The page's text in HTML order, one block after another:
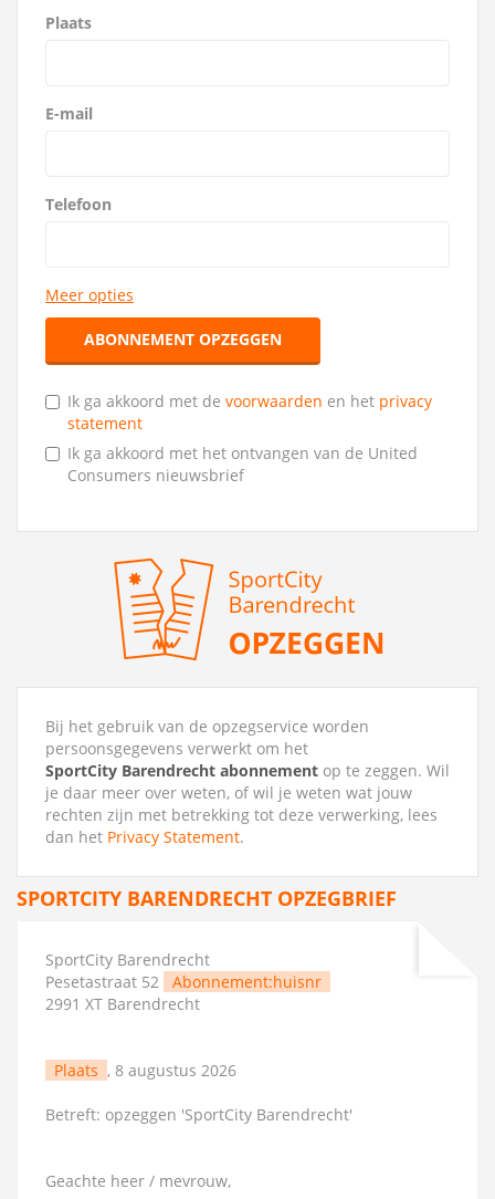
Plaats
E-mail
Telefoon
Meer opties
ABONNEMENT OPZEGGEN
Ik ga akkoord met de voorwaarden en het privacy
statement
Ik ga akkoord met het ontvangen van de United
Consumers nieuwsbrief
Bij het gebruik van de opzegservice worden
persoonsgegevens verwerkt om het
SportCity Barendrecht abonnement op te zeggen. Wil
je daar meer over weten, of wil je weten wat jouw
rechten zijn met betrekking tot deze verwerking, lees
dan het Privacy Statement.
SPORTCITY BARENDRECHT OPZEGBRIEF
SportCity Barendrecht
Pesetastraat 52
Abonnement:huisnr
2991 XT Barendrecht
Plaats , 8 augustus 2026
Betreft: opzeggen 'SportCity Barendrecht'
Geachte heer / mevrouw,